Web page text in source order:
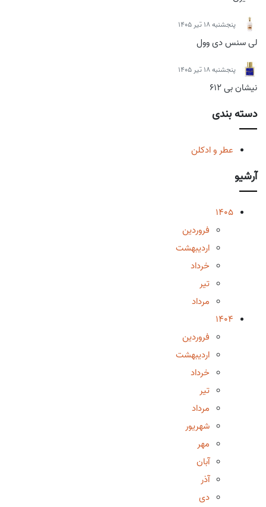
پنجشنبه 18 تیر 1405
لی سنس دی وول
پنجشنبه 18 تیر 1405
نیشان بی 612
دسته بندی
عطر و ادکلن
آرشیو
1405
فروردین
اردیبهشت
خرداد
تیر
مرداد
1404
فروردین
اردیبهشت
خرداد
تیر
مرداد
شهریور
مهر
آبان
آذر
دی